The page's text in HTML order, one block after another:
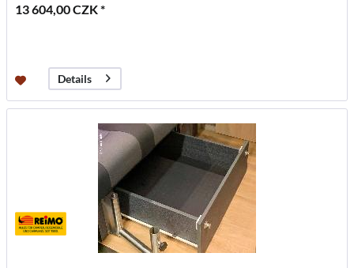
13 604,00 CZK *
Details